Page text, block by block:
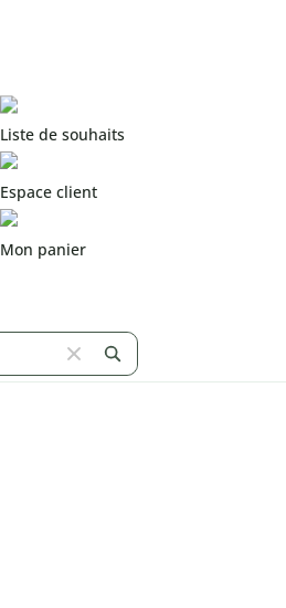
Liste de souhaits
Espace client
Mon panier